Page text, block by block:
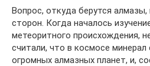
Вопрос, откуда берутся
сторон. Когда началось
метеоритного происхождения,
считали, что в космосе
огромных алмазных планет, и,